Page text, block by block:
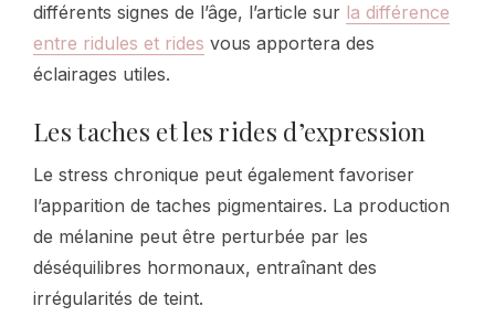
différents signes de l’âge, l’article sur la différence
entre ridules et rides vous apportera des
éclairages utiles.
Les taches et les rides d’expression
Le stress chronique peut également favoriser
l’apparition de taches pigmentaires. La production
de mélanine peut être perturbée par les
déséquilibres hormonaux, entraînant des
irrégularités de teint.